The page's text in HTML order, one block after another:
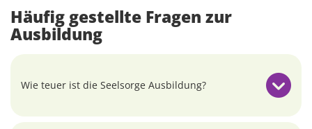
Häufig gestellte Fragen zur
Ausbildung
Wie teuer ist die Seelsorge Ausbildung?